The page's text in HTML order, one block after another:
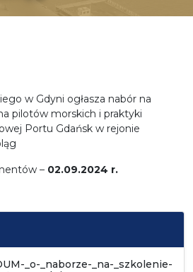
w Gdyni ogłasza nabór na
pilotów morskich i praktyki
Portu Gdańsk w rejonie
– 02.09.2024 r.
_o-_naborze-_na-_szkolenie-